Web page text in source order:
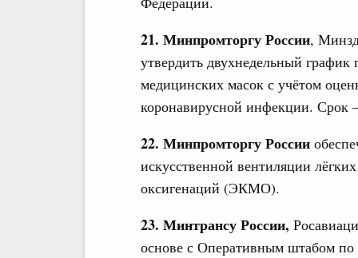
21. Минпромторгу России,
утвердить двухнедельный
медицинских масок с учётом
коронавирусной инфекции. Срок
22. Минпромторгу России
искусственной вентиляции
оксигенаций (ЭКМО).
23. Минтрансу России,
основе с Оперативным штабом по